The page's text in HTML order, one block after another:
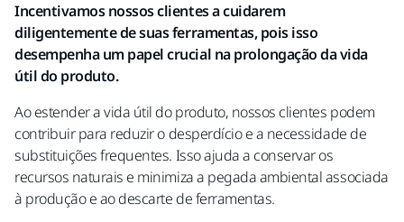
Incentivamos nossos clientes a cuidarem
diligentemente de suas ferramentas, pois isso
desempenha um papel crucial na prolongação da vida
útil do produto.
Ao estender a vida útil do produto, nossos clientes podem
contribuir para reduzir o desperdício e a necessidade de
substituições frequentes. Isso ajuda a conservar os
recursos naturais e minimiza a pegada ambiental associada
à produção e ao descarte de ferramentas.